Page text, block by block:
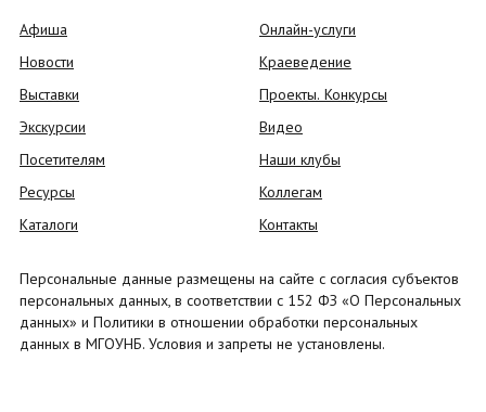
Афиша
Новости
Выставки
Экскурсии
Посетителям
Ресурсы
Каталоги
Онлайн-услуги
Краеведение
Проекты. Конкурсы
Видео
Наши клубы
Коллегам
Контакты
Персональные данные размещены на сайте с согласия субъектов
персональных данных, в соответствии с 152 ФЗ «О Персональных
данных» и Политики в отношении обработки персональных
данных в МГОУНБ. Условия и запреты не установлены.